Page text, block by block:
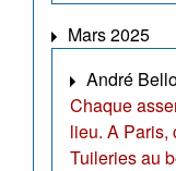
Mars 2025
André
Chaque
lieu. A Paris,
Tuileries au